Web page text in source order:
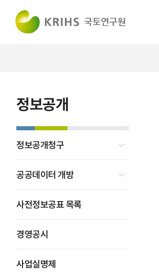
정보공개
정보공개청구
공공데이터 개방
사전정보공표 목록
경영공시
사업실명제